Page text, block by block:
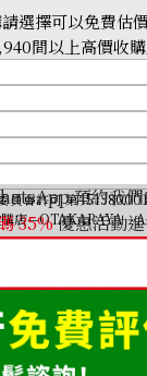
Bvlgari
BB30GSCD
HKD
收購日期:
預約我
35%優惠活動
選擇可以免費估價
間以上高價收
員會許可 第
店—OTAKARAYA